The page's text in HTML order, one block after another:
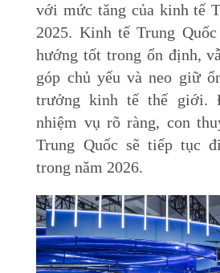
với mức tăng của kinh tế
2025. Kinh tế Trung
hướng tốt trong ổn định,
góp chủ yếu và neo giữ
trưởng kinh tế thế giới.
nhiệm vụ rõ ràng, con
Trung Quốc sẽ tiếp tục
trong năm 2026.